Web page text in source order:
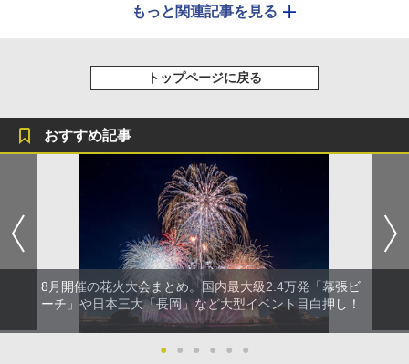
もっと関連記事を見る
トップページに戻る
おすすめ記事
8月開催の花火大会まとめ。国内最大級2.4万発「幕張ビ
ーチ」や日本三大「長岡」など大型イベント目白押し！
● ● ● ● ● ●